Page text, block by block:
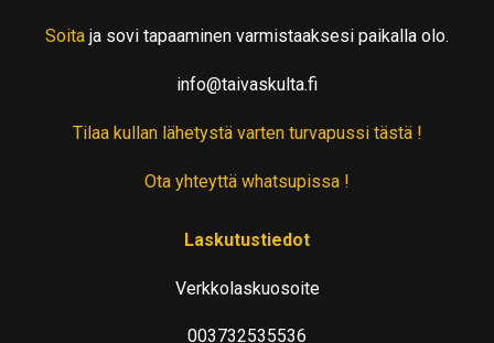
Soita ja sovi tapaaminen varmistaaksesi paikalla olo.
info@taivaskulta.fi
Tilaa kullan lähetystä varten turvapussi tästä !
Ota yhteyttä whatsupissa !
Laskutustiedot
Verkkolaskuosoite
003732535536